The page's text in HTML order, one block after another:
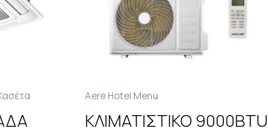
Aere Hotel Menu
ΚΛΙΜΑΤΙΣΤΙΚΟ 9000BTU